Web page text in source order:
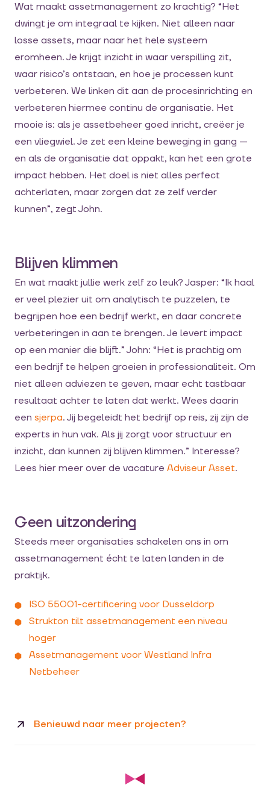
Wat maakt assetmanagement zo krachtig? “Het
dwingt je om integraal te kijken. Niet alleen naar
losse assets, maar naar het hele systeem
eromheen. Je krijgt inzicht in waar verspilling zit,
waar risico’s ontstaan, en hoe je processen kunt
verbeteren. We linken dit aan de procesinrichting en
verbeteren hiermee continu de organisatie. Het
mooie is: als je assetbeheer goed inricht, creëer je
een vliegwiel. Je zet een kleine beweging in gang —
en als de organisatie dat oppakt, kan het een grote
impact hebben. Het doel is niet alles perfect
achterlaten, maar zorgen dat ze zelf verder
kunnen”, zegt John.
Blijven klimmen
En wat maakt jullie werk zelf zo leuk? Jasper: “Ik haal
er veel plezier uit om analytisch te puzzelen, te
begrijpen hoe een bedrijf werkt, en daar concrete
verbeteringen in aan te brengen. Je levert impact
op een manier die blijft.” John: “Het is prachtig om
een bedrijf te helpen groeien in professionaliteit. Om
niet alleen adviezen te geven, maar echt tastbaar
resultaat achter te laten dat werkt. Wees daarin
een sjerpa. Jij begeleidt het bedrijf op reis, zij zijn de
experts in hun vak. Als jij zorgt voor structuur en
inzicht, dan kunnen zij blijven klimmen.” Interesse?
Lees hier meer over de vacature Adviseur Asset.
Geen uitzondering
Steeds meer organisaties schakelen ons in om
assetmanagement écht te laten landen in de
praktijk.
ISO 55001-certificering voor Dusseldorp
Strukton tilt assetmanagement een niveau
hoger
Assetmanagement voor Westland Infra
Netbeheer
Benieuwd naar meer projecten?